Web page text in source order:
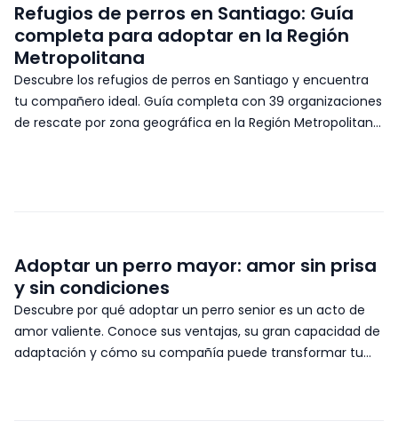
Refugios de perros en Santiago: Guía
completa para adoptar en la Región
Metropolitana
Descubre los refugios de perros en Santiago y encuentra
tu compañero ideal. Guía completa con 39 organizaciones
de rescate por zona geográfica en la Región Metropolitana.
Adoptar un perro mayor: amor sin prisa
y sin condiciones
Descubre por qué adoptar un perro senior es un acto de
amor valiente. Conoce sus ventajas, su gran capacidad de
adaptación y cómo su compañía puede transformar tu